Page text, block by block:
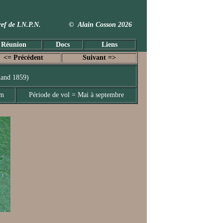
de I.N.P.N. © Alain Cosson 2026
Docs Liens
<= Précédent Suivant =>
1859)
Période de vol = Mai à septembre